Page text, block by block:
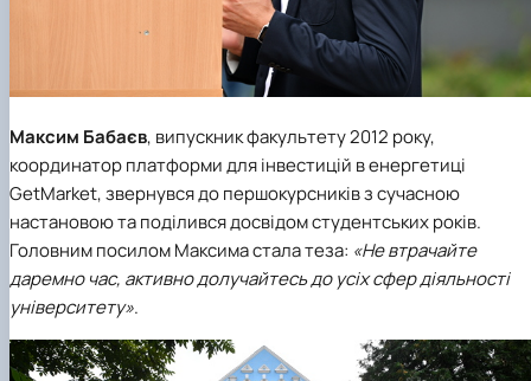
Максим Бабаєв, випускник факультету 2012 року,
координатор платформи для інвестицій в енергетиці
GetMarket, звернувся до першокурсників з сучасною
настановою та поділився досвідом студентських років.
Головним посилом Максима стала теза: «Не втрачайте
даремно час, активно долучайтесь до усіх сфер діяльності
університету».